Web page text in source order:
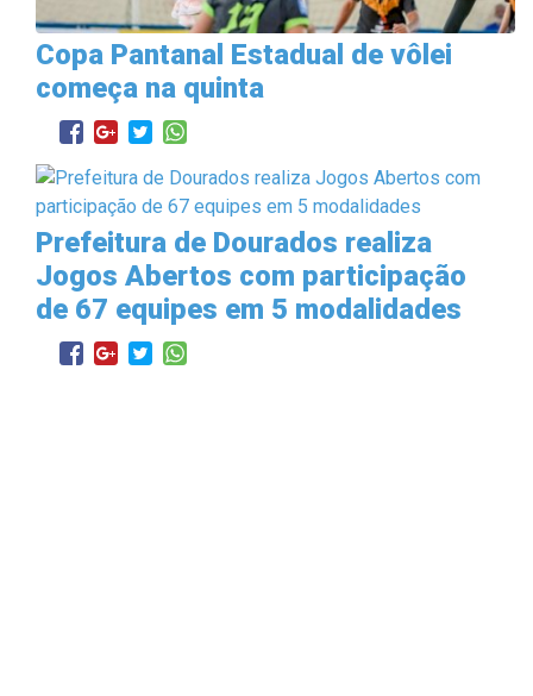
Copa Pantanal Estadual de vôlei
começa na quinta
Prefeitura de Dourados realiza
Jogos Abertos com participação
de 67 equipes em 5 modalidades